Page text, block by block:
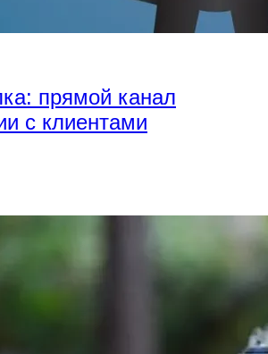
прямой канал
с клиентами